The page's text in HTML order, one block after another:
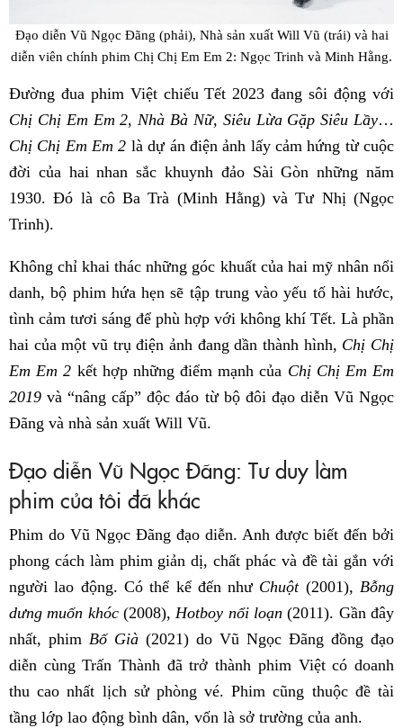
Đạo diễn Vũ Ngọc Đãng (phải), Nhà sản xuất Will Vũ (trái) và hai
diễn viên chính phim Chị Chị Em Em 2: Ngọc Trinh và Minh Hằng.
Đường đua phim Việt chiếu Tết 2023 đang sôi động với
Chị Chị Em Em 2,Nhà Bà Nữ, Siêu Lừa Gặp Siêu Lầy…
Chị Chị Em Em 2 là dự án điện ảnh lấy cảm hứng từ cuộc
đời của hai nhan sắc khuynh đảo Sài Gòn những năm
1930. Đó là cô Ba Trà (Minh Hằng) và Tư Nhị (Ngọc
Trinh).
Không chỉ khai thác những góc khuất của hai mỹ nhân nổi
danh, bộ phim hứa hẹn sẽ tập trung vào yếu tố hài hước,
tình cảm tươi sáng để phù hợp với không khí Tết. Là phần
hai của một vũ trụ điện ảnh đang dần thành hình, Chị Chị
Em Em 2 kết hợp những điểm mạnh của Chị Chị Em Em
2019 và “nâng cấp” độc đáo từ bộ đôi đạo diễn Vũ Ngọc
Đãng và nhà sản xuất Will Vũ.
Đạo diễn Vũ Ngọc Đãng: Tư duy làm
phim của tôi đã khác
Phim do Vũ Ngọc Đãng đạo diễn. Anh được biết đến bởi
phong cách làm phim giản dị, chất phác và đề tài gắn với
người lao động. Có thể kể đến như Chuột(2001),Bỗng
dưng muốn khóc(2008),Hotboy nổi loạn(2011). Gần đây
nhất, phim Bố Già (2021) do Vũ Ngọc Đãng đồng đạo
diễn cùng Trấn Thành đã trở thành phim Việt có doanh
thu cao nhất lịch sử phòng vé. Phim cũng thuộc đề tài
tầng lớp lao động bình dân, vốn là sở trường của anh.